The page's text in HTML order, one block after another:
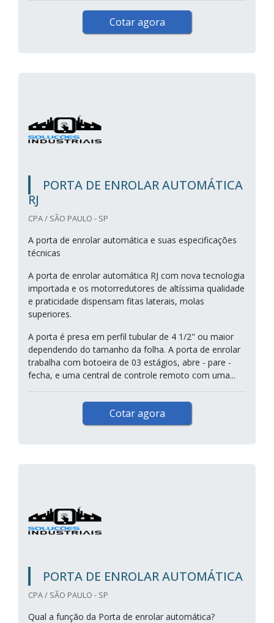
Cotar agora
PORTA DE ENROLAR AUTOMÁTICA
RJ
CPA / SÃO PAULO - SP
A porta de enrolar automática e suas especificações
técnicas
A porta de enrolar automática RJ com nova tecnologia
importada e os motorredutores de altíssima qualidade
e praticidade dispensam fitas laterais, molas
superiores.
A porta é presa em perfil tubular de 4 1/2" ou maior
dependendo do tamanho da folha. A porta de enrolar
trabalha com botoeira de 03 estágios, abre - pare -
fecha, e uma central de controle remoto com uma...
Cotar agora
PORTA DE ENROLAR AUTOMÁTICA
CPA / SÃO PAULO - SP
Qual a função da Porta de enrolar automática?